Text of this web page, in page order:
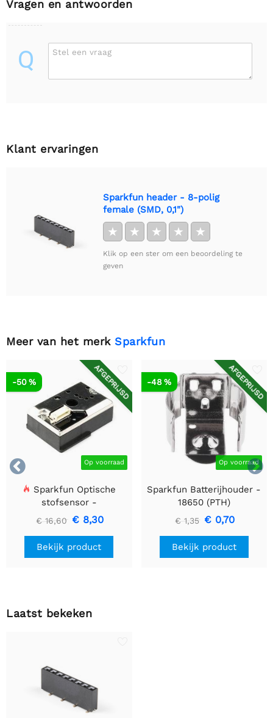
Vragen en antwoorden
Q Stel een vraag
Klant ervaringen
Sparkfun header - 8-polig
female (SMD, 0,1")
★ ★ ★ ★ ★
Klik op een ster om een beoordeling te
geven
Meer van het merk Sparkfun


AFGEPRIJSD
Op voorraad
-50 %
Sparkfun Optische
stofsensor -
GP2Y1010AU0F
€ 16,60 € 8,30
Bekijk product
AFGEPRIJSD
Op voorraad
-48 %
Sparkfun Batterijhouder -
18650 (PTH)
€ 1,35 € 0,70
Bekijk product
Laatst bekeken